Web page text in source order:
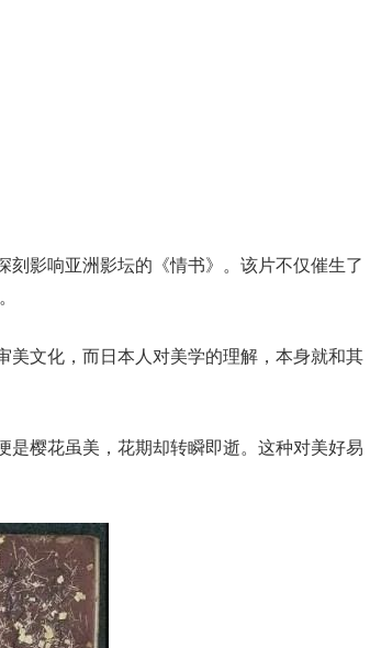
影响亚洲影坛的《情书》。该片不仅催生了
美文化，而日本人对美学的理解，本身就和其
是樱花虽美，花期却转瞬即逝。这种对美好易